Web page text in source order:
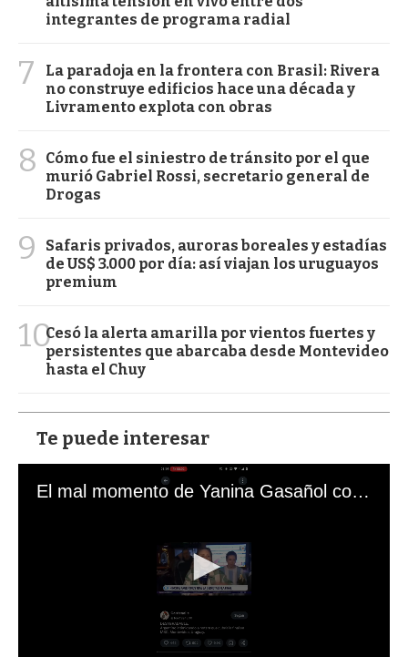
integrantes de programa radial
7
La paradoja en la frontera con Brasil: Rivera
no construye edificios hace una década y
Livramento explota con obras
8
Cómo fue el siniestro de tránsito por el que
murió Gabriel Rossi, secretario general de
Drogas
9
Safaris privados, auroras boreales y estadías
de US$ 3.000 por día: así viajan los uruguayos
premium
10Cesó la alerta amarilla por vientos fuertes y
persistentes que abarcaba desde Montevideo
hasta el Chuy
Te puede interesar
El mal momento de Yanina Gasañol con un hincha argentino en "Subrayado"